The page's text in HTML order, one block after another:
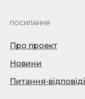
ПОСИЛАННЯ
Про проект
Новини
Питання-відповіді